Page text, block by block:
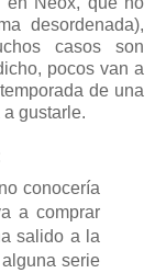
desordenada),
casos son
pocos van a
de una
gustarle.
conocería
a comprar
salido a la
serie